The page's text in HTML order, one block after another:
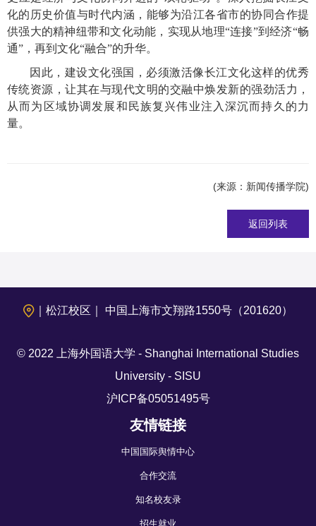
化的历史价值与时代内涵，能够为沿江各省市的协同合作提
供强大的精神纽带和文化动能，实现从地理“连接”到经济“畅
通”，再到文化“融合”的升华。
因此，建设文化强国，必须激活像长江文化这样的优秀
传统资源，让其在与现代文明的交融中焕发新的强劲活力，
从而为区域协调发展和民族复兴伟业注入深沉而持久的力
量。
(来源：新闻传播学院)
返回列表
｜松江校区｜ 中国上海市文翔路1550号（201620）
© 2022 上海外国语大学 - Shanghai International Studies
University - SISU
沪ICP备05051495号
友情链接
中国国际舆情中心
合作交流
知名校友录
招生就业